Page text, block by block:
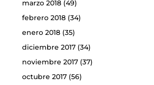
marzo 2018(49)
febrero 2018(34)
enero 2018(35)
diciembre 2017(34)
noviembre 2017(37)
octubre 2017(56)